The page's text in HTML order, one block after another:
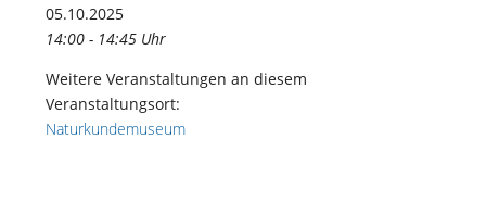
05.10.2025
14:00 - 14:45 Uhr
Weitere Veranstaltungen an diesem
Veranstaltungsort:
Naturkundemuseum